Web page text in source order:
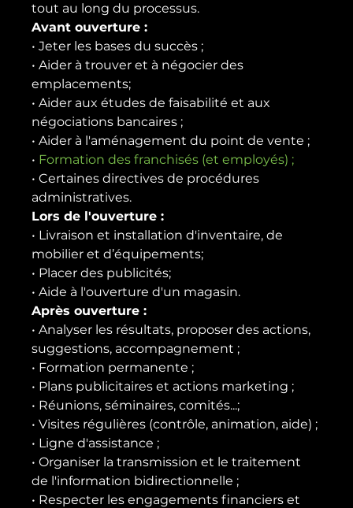
tout au long du processus.
Avant ouverture :
• Jeter les bases du succès ;
• Aider à trouver et à négocier des
emplacements;
• Aider aux études de faisabilité et aux
négociations bancaires ;
• Aider à l'aménagement du point de vente ;
• Formation des franchisés (et employés) ;
• Certaines directives de procédures
administratives.
Lors de l'ouverture :
• Livraison et installation d'inventaire, de
mobilier et d’équipements;
• Placer des publicités;
• Aide à l'ouverture d'un magasin.
Après ouverture :
• Analyser les résultats, proposer des actions,
suggestions, accompagnement ;
• Formation permanente ;
• Plans publicitaires et actions marketing ;
• Réunions, séminaires, comités...;
• Visites régulières (contrôle, animation, aide) ;
• Ligne d'assistance ;
• Organiser la transmission et le traitement
de l'information bidirectionnelle ;
• Respecter les engagements financiers et